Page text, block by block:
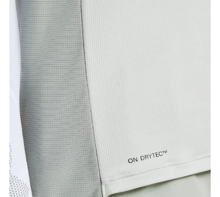
Peito
Meça a parte mais larga ao longo dos pontos do
peito, mantendo a fita métrica na horizontal.